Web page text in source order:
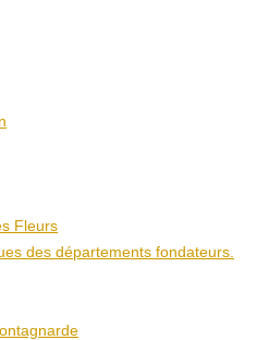
Fleurs
des départements fondateurs.